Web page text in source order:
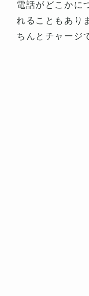
電話がどこかに
れることもあり
ちんとチャージ